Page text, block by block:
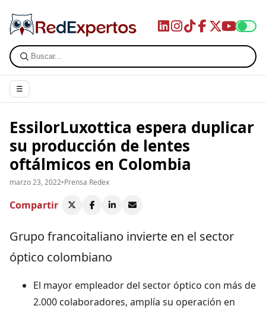
☰
EssilorLuxottica espera duplicar
su producción de lentes
oftálmicos en Colombia
marzo 23, 2022•Prensa Redex
Compartir
Grupo francoitaliano invierte en el sector
óptico colombiano
El mayor empleador del sector óptico con más de
2.000 colaboradores, amplía su operación en